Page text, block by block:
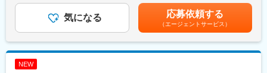
その後、（1）ご本人様の希望（2）上長の推薦（3）登用試験の
合否（4）会社の業績を考慮し、正社員登用も可能です。
※当社規定上、最初は契約社員からのスタートになりますが、上記
注、協力会社への依頼、日々の作業管理）や既存建物の保守、メ
ンテナンス業務を行い、建築設備の老朽化・劣化に伴う修復や、
維持コストを下げるための改善を行っていただきます。担当物件
す。月給(月額)は固定手当を含めた表記です。
気になる 応募依頼する
（エージェントサービス）
NEW